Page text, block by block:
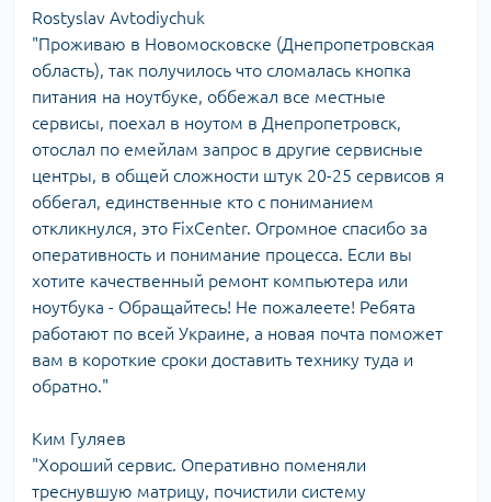
Rostyslav Avtodiychuk
"Проживаю в Новомосковске (Днепропетровская
область), так получилось что сломалась кнопка
питания на ноутбуке, оббежал все местные
сервисы, поехал в ноутом в Днепропетровск,
отослал по емейлам запрос в другие сервисные
центры, в общей сложности штук 20-25 сервисов я
оббегал, единственные кто с пониманием
откликнулся, это FixCenter. Огромное спасибо за
оперативность и понимание процесса. Если вы
хотите качественный ремонт компьютера или
ноутбука - Обращайтесь! Не пожалеете! Ребята
работают по всей Украине, а новая почта поможет
вам в короткие сроки доставить технику туда и
обратно."
Ким Гуляев
"Хороший сервис. Оперативно поменяли
треснувшую матрицу, почистили систему